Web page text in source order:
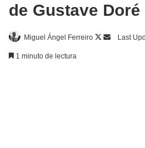
de Gustave Doré
Miguel Ángel Ferreiro
Follow
Send
Last
1 minuto de lectura